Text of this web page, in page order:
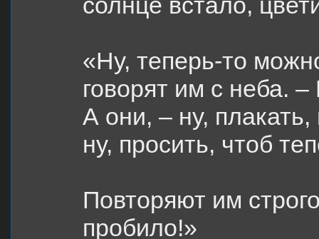
«Ну, теперь-то
говорят им с неба.
А они, – ну, плакать,
ну, просить, чтоб
Повторяют им
пробило!»